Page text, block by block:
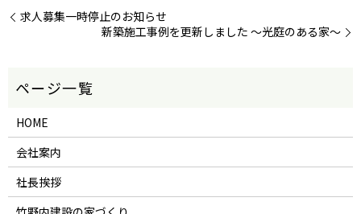
求人募集一時停止のお知らせ
新築施工事例を更新しました ～光庭のある家～
HOME
会社案内
社長挨拶